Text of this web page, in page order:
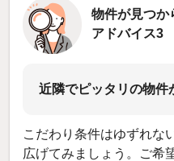
物件が見つか
アドバイス3
近隣でピッタリの物件
こだわり条件はゆずれな
広げてみましょう。ご希